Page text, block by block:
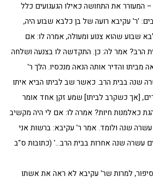
המעורר את התחושה כאילו הגעגועים כלל
'ר' עקיבא רועה של בן כלבא שבוע היה,
שבוע שהוא צנוע ומעולה, אמרה לו: אם
הרב? אמר לה: כן. התקדשה לו בצנעה ושלחה
מביתו והדיר אותה הנאה מנכסיו. הלך ר'
שנה בבית הרב. כאשר שב לביתו הביא איתו
[אך כשקרב לביתו] שמע זקן אחד אומר
כאלמנות חיות? אמרה לו: אם לי היה מקשיב
שנה ולומד. אמר ר' עקיבא: ברשות אני
עשרה שנה אחרות בבית הרב…' (כתובות ס"ב
למרות שר' עקיבא לא ראה את אשתו